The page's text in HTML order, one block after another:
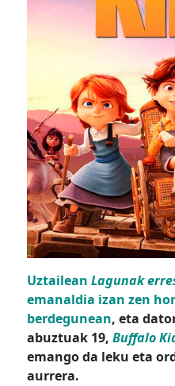
UztaileanLagunak
emanaldia izan zen
berdegunean, eta
abuztuak 19,Buffalo
emango da leku eta
aurrera.